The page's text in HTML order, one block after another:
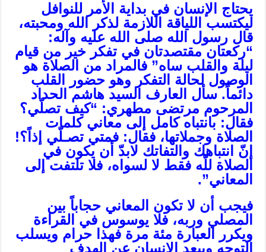
يحتاج الإنسان في بداية الأمر للنوافل
ليكتسب اللياقة اللازمة لذكر الله ومحبته،
قال رسول الله صلى الله عليه وآله:
“ركعتان مقتصدتان في تفكر خير من قيام
ليلة والقلب ساه” فالمراد من الصلاة هو
الوصول لحالة التفكر وهو حضور القلب
دائماً. سأل العارف السيد هاشم الحداد
المرحوم مرتضى مطهري: “كيف‌ تصلّي‌؟
فقال: بانتباه‌ كامل‌ إلى معاني‌ كلمات‌
الصلاة‌ وجملاتها، فقال‌: فمتي‌ تصـلّي‌ إذاً؟!
إنّ انتباهك‌ والتفاتك‌ لابدّ أن‌ يكون‌ في‌
الصلاة‌ للّه‌ فقط‌ لا لسواه‌، فلا تلتفت‌ إلى
المعاني‌”.
فيجب أن لا تكون المعاني حجاباً بين
المصلي وربه، فلا يوسوس في القراءة
ويكرر العبارة مئة مرة فهذا حرام ويسلب
التوجه ويبعد الإنسان عن الهدف